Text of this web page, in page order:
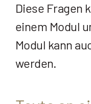
Diese Fragen
einem Modul
Modul kann
werden.